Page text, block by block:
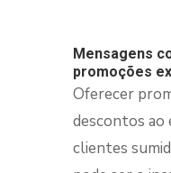
Mensagens
promoções
Oferecer
descontos ao
clientes